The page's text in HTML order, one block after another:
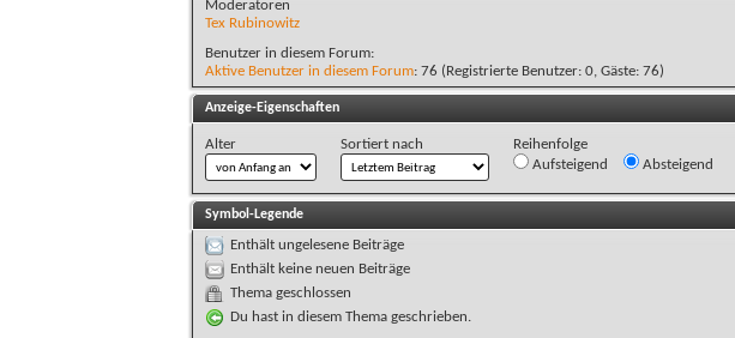
Moderatoren
Tex Rubinowitz
Benutzer in diesem Forum:
Aktive Benutzer in diesem Forum: 76 (Registrierte Benutzer: 0, Gäste: 76)
Anzeige-Eigenschaften
Alter Sortiert nach
Reihenfolge
Aufsteigend
Absteigend
Symbol-Legende
Enthält ungelesene Beiträge
Enthält keine neuen Beiträge
Thema geschlossen
Du hast in diesem Thema geschrieben.